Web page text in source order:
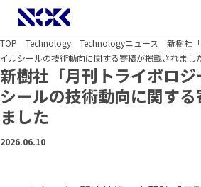
NOK株式会社
TOP Technology Technologyニュース
新樹社
イルシールの技術動向に関する寄稿が掲載されまし
新樹社「月刊トライボロ
シールの技術動向に関す
ました
2026.06.10